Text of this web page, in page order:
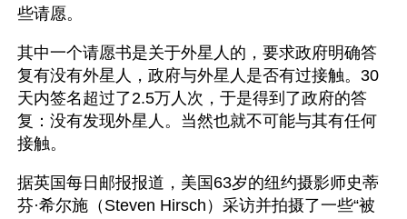
些请愿。
其中一个请愿书是关于外星人的，要求政府明确答
复有没有外星人，政府与外星人是否有过接触。30
天内签名超过了2.5万人次，于是得到了政府的答
复：没有发现外星人。当然也就不可能与其有任何
接触。
据英国每日邮报报道，美国63岁的纽约摄影师史蒂
芬·希尔施（Steven Hirsch）采访并拍摄了一些“被